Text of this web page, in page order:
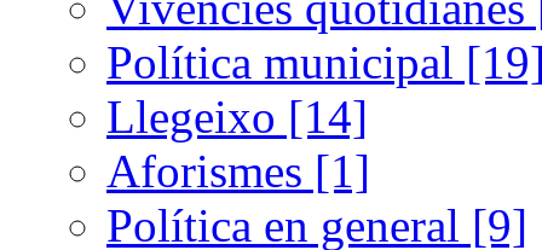
Política municipal
Llegeixo [14]
Aforismes [1]
Política en general [9]